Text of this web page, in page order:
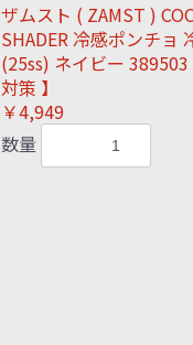
ザムスト ( ZAMST )
SHADER 冷感ポンチョ
(25ss) ネイビー
対策 】
￥4,949
数量